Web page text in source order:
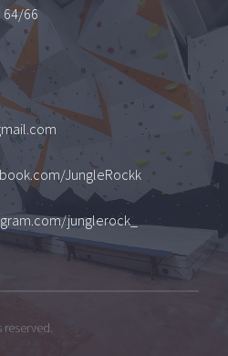
64/66
JungleRockk
junglerock_
reserved.